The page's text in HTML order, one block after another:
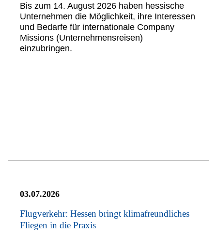
Bis zum 14. August 2026 haben hessische
Unternehmen die Möglichkeit, ihre Interessen
und Bedarfe für internationale Company
Missions (Unternehmensreisen)
einzubringen.
03.07.2026
Flugverkehr: Hessen bringt klimafreundliches
Fliegen in die Praxis